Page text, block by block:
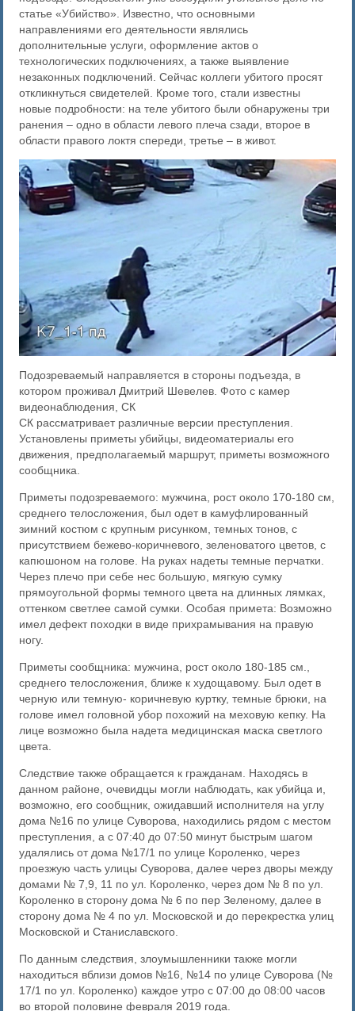
статье «Убийство». Известно, что основными
направлениями его деятельности являлись
дополнительные услуги, оформление актов о
технологических подключениях, а также выявление
незаконных подключений. Сейчас коллеги убитого просят
откликнуться свидетелей. Кроме того, стали известны
новые подробности: на теле убитого были обнаружены три
ранения – одно в области левого плеча сзади, второе в
области правого локтя спереди, третье – в живот.
Подозреваемый направляется в стороны подъезда, в
котором проживал Дмитрий Шевелев. Фото с камер
видеонаблюдения, СК
СК рассматривает различные версии преступления.
Установлены приметы убийцы, видеоматериалы его
движения, предполагаемый маршрут, приметы возможного
сообщника.
Приметы подозреваемого: мужчина, рост около 170-180 см,
среднего телосложения, был одет в камуфлированный
зимний костюм с крупным рисунком, темных тонов, с
присутствием бежево-коричневого, зеленоватого цветов, с
капюшоном на голове. На руках надеты темные перчатки.
Через плечо при себе нес большую, мягкую сумку
прямоугольной формы темного цвета на длинных лямках,
оттенком светлее самой сумки. Особая примета: Возможно
имел дефект походки в виде прихрамывания на правую
ногу.
Приметы сообщника: мужчина, рост около 180-185 см.,
среднего телосложения, ближе к худощавому. Был одет в
черную или темную- коричневую куртку, темные брюки, на
голове имел головной убор похожий на меховую кепку. На
лице возможно была надета медицинская маска светлого
цвета.
Следствие также обращается к гражданам. Находясь в
данном районе, очевидцы могли наблюдать, как убийца и,
возможно, его сообщник, ожидавший исполнителя на углу
дома №16 по улице Суворова, находились рядом с местом
преступления, а с 07:40 до 07:50 минут быстрым шагом
удалялись от дома №17/1 по улице Короленко, через
проезжую часть улицы Суворова, далее через дворы между
домами № 7,9, 11 по ул. Короленко, через дом № 8 по ул.
Короленко в сторону дома № 6 по пер Зеленому, далее в
сторону дома № 4 по ул. Московской и до перекрестка улиц
Московской и Станиславского.
По данным следствия, злоумышленники также могли
находиться вблизи домов №16, №14 по улице Суворова (№
17/1 по ул. Короленко) каждое утро с 07:00 до 08:00 часов
во второй половине февраля 2019 года.